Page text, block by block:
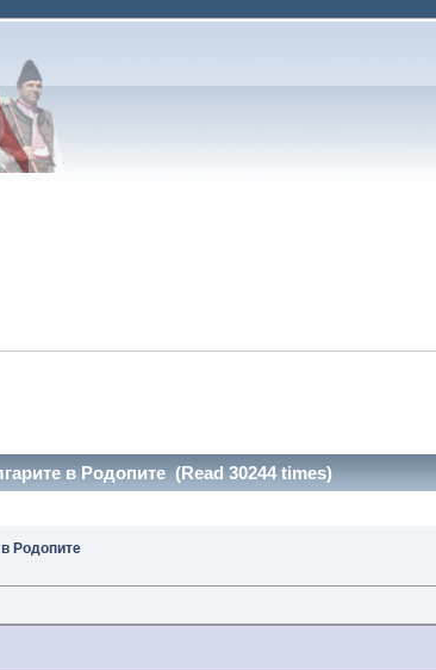
в Родопите (Read 30244 times)
Родопите